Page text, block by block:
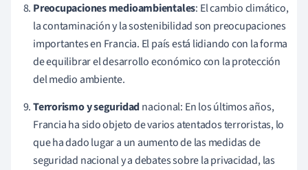
Preocupaciones medioambientales: El cambio climático,
la contaminación y la sostenibilidad son preocupaciones
importantes en Francia. El país está lidiando con la forma
de equilibrar el desarrollo económico con la protección
del medio ambiente.
Terrorismo y seguridadnacional: En los últimos años,
Francia ha sido objeto de varios atentados terroristas, lo
que ha dado lugar a un aumento de las medidas de
seguridad nacional y a debates sobre la privacidad, las